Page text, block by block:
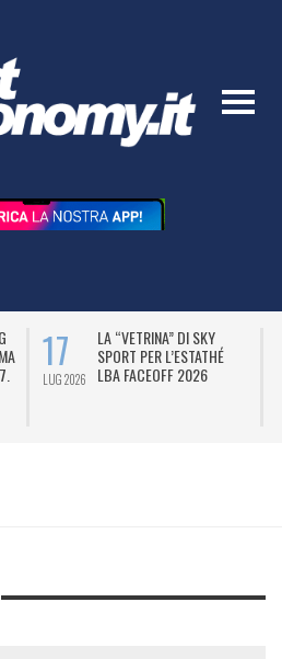
17
LUG 2026
LA “VETRINA” DI SKY
SPORT PER L’ESTATHÉ
LBA FACEOFF 2026